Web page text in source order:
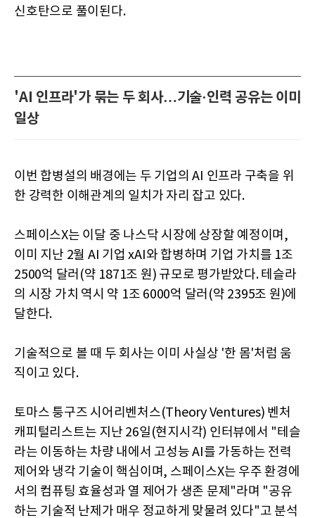
신호탄으로 풀이된다.
'AI 인프라'가 묶는 두 회사…기술·인력 공유는 이미
일상
이번 합병설의 배경에는 두 기업의 AI 인프라 구축을 위
한 강력한 이해관계의 일치가 자리 잡고 있다.
스페이스X는 이달 중 나스닥 시장에 상장할 예정이며,
이미 지난 2월 AI 기업 xAI와 합병하며 기업 가치를 1조
2500억 달러(약 1871조 원) 규모로 평가받았다. 테슬라
의 시장 가치 역시 약 1조 6000억 달러(약 2395조 원)에
달한다.
기술적으로 볼 때 두 회사는 이미 사실상 '한 몸'처럼 움
직이고 있다.
토마스 퉁구즈 시어리벤처스(Theory Ventures) 벤처
캐피털리스트는 지난 26일(현지시각) 인터뷰에서 "테슬
라는 이동하는 차량 내에서 고성능 AI를 가동하는 전력
제어와 냉각 기술이 핵심이며, 스페이스X는 우주 환경에
서의 컴퓨팅 효율성과 열 제어가 생존 문제"라며 "공유
하는 기술적 난제가 매우 정교하게 맞물려 있다"고 분석